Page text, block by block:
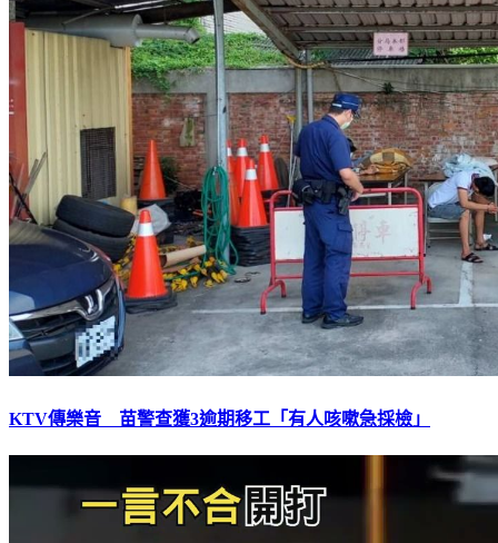
KTV傳樂音 苗警查獲3逾期移工「有人咳嗽急採檢」